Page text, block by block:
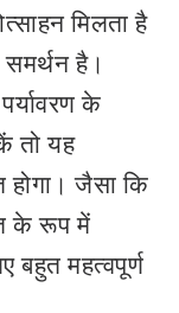
मिलता है
है।
के
तो यह
होगा। जैसा कि
के रूप में
बहुत महत्वपूर्ण